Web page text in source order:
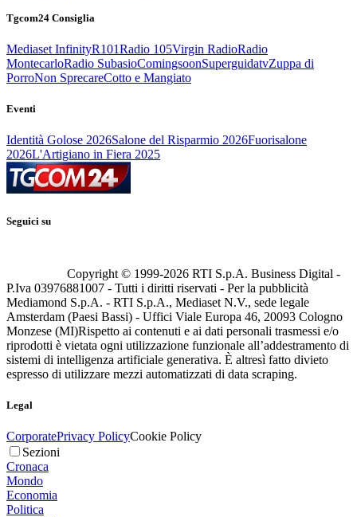
Tgcom24 Consiglia
Mediaset InfinityR101Radio 105Virgin RadioRadio
MontecarloRadio SubasioComingsoonSuperguidatvZuppa di
PorroNon SprecareCotto e Mangiato
Eventi
Identità Golose 2026Salone del Risparmio 2026Fuorisalone
2026L'Artigiano in Fiera 2025
Seguici su
Copyright © 1999-2026 RTI S.p.A. Business Digital -
P.Iva 03976881007 - Tutti i diritti riservati - Per la pubblicità
Mediamond S.p.A. - RTI S.p.A., Mediaset N.V., sede legale
Amsterdam (Paesi Bassi) - Uffici Viale Europa 46, 20093 Cologno
Monzese (MI)Rispetto ai contenuti e ai dati personali trasmessi e/o
riprodotti è vietata ogni utilizzazione funzionale all’addestramento di
sistemi di intelligenza artificiale generativa. È altresì fatto divieto
espresso di utilizzare mezzi automatizzati di data scraping.
Legal
CorporatePrivacy PolicyCookie Policy
Sezioni
Cronaca
Mondo
Economia
Politica